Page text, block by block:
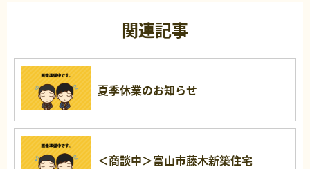
関連記事
夏季休業のお知らせ
＜商談中＞富山市藤木新築住宅